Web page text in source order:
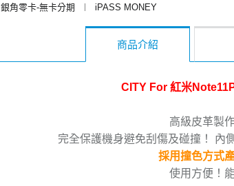
銀角零卡-無卡分期 ︱ iPASS MONEY
商品介紹
CITY For 紅米
高級皮革製
完全保護機身避免刮傷及碰撞！ 內
採用撞色方式
使用方便！